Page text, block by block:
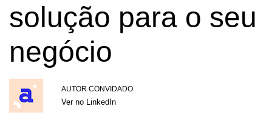
solução para o seu
negócio
AUTOR CONVIDADO
Ver no LinkedIn